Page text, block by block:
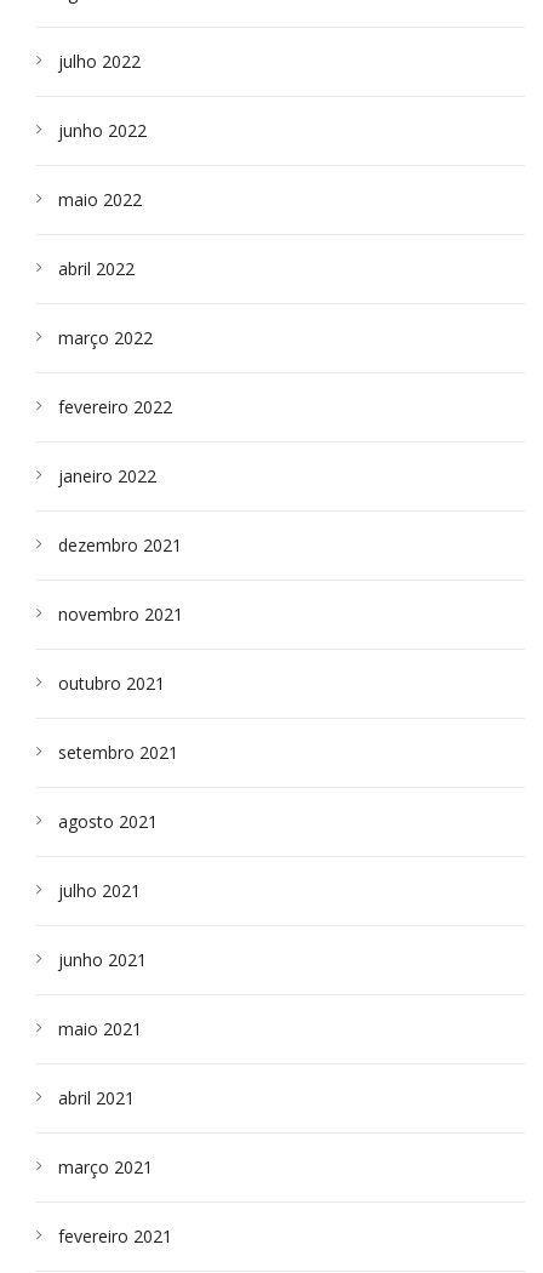
julho 2022
junho 2022
maio 2022
abril 2022
março 2022
fevereiro 2022
janeiro 2022
dezembro 2021
novembro 2021
outubro 2021
setembro 2021
agosto 2021
julho 2021
junho 2021
maio 2021
abril 2021
março 2021
fevereiro 2021